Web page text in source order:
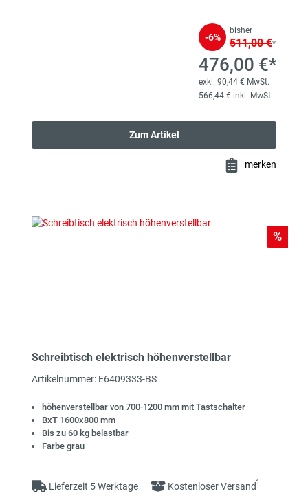
-6%
bisher
511,00 €*
476,00 €*
exkl. 90,44 € MwSt.
566,44 € inkl. MwSt.
Zum Artikel
merken
Rabatt
%
Schreibtisch elektrisch höhenverstellbar
Artikelnummer: E6409333-BS
höhenverstellbar von 700-1200 mm mit Tastschalter
BxT 1600x800 mm
Bis zu 60 kg belastbar
Farbe grau
Lieferzeit 5 Werktage Kostenloser Versand1